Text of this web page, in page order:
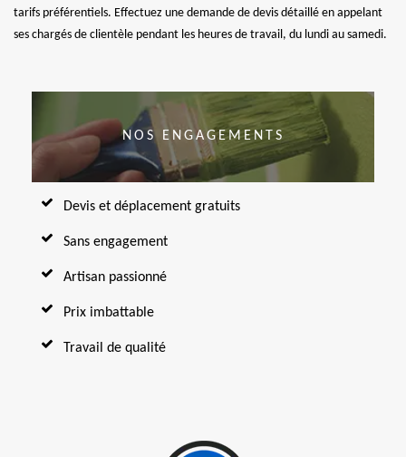
tarifs préférentiels. Effectuez une demande de devis détaillé en appelant
ses chargés de clientèle pendant les heures de travail, du lundi au samedi.
NOS ENGAGEMENTS
Devis et déplacement gratuits
Sans engagement
Artisan passionné
Prix imbattable
Travail de qualité